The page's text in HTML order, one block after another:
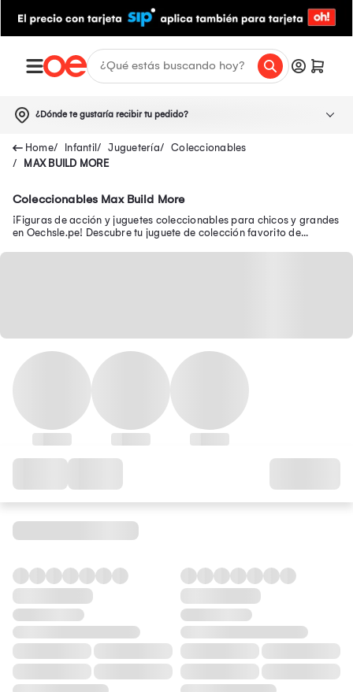
¿Dónde te gustaría recibir tu pedido?
Infantil Juguetería
Coleccionables
MAX BUILD MORE
Coleccionables Max Build More
¡Figuras de acción y juguetes coleccionables para chicos y grandes
en Oechsle.pe! Descubre tu juguete de colección favorito de